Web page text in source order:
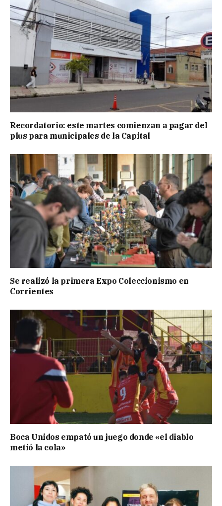
Recordatorio: este martes comienzan a pagar del
plus para municipales de la Capital
Se realizó la primera Expo Coleccionismo en
Corrientes
Boca Unidos empató un juego donde «el diablo
metió la cola»